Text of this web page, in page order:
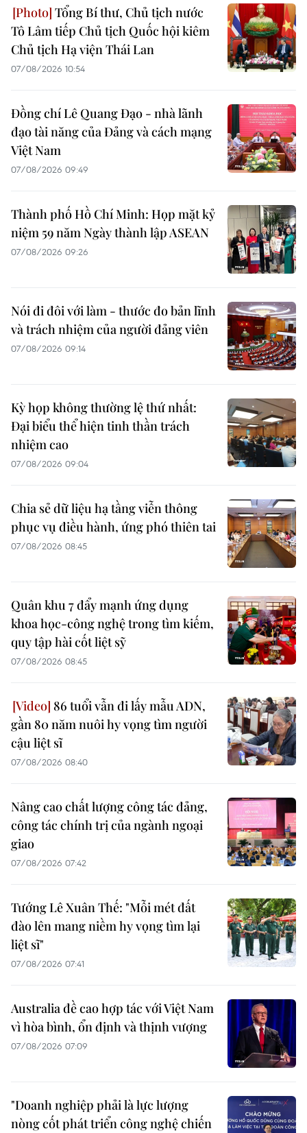
Tổng Bí thư, Chủ tịch nước
Tô Lâm tiếp Chủ tịch Quốc hội kiêm
Chủ tịch Hạ viện Thái Lan
07/08/2026 10:54
Đồng chí Lê Quang Đạo - nhà lãnh
đạo tài năng của Đảng và cách mạng
Việt Nam
07/08/2026 09:49
Thành phố Hồ Chí Minh: Họp mặt kỷ
niệm 59 năm Ngày thành lập ASEAN
07/08/2026 09:26
Nói đi đôi với làm - thước đo bản lĩnh
và trách nhiệm của người đảng viên
07/08/2026 09:14
Kỳ họp không thường lệ thứ nhất:
Đại biểu thể hiện tinh thần trách
nhiệm cao
07/08/2026 09:04
Chia sẻ dữ liệu hạ tầng viễn thông
phục vụ điều hành, ứng phó thiên tai
07/08/2026 08:45
Quân khu 7 đẩy mạnh ứng dụng
khoa học-công nghệ trong tìm kiếm,
quy tập hài cốt liệt sỹ
07/08/2026 08:45
86 tuổi vẫn đi lấy mẫu ADN,
gần 80 năm nuôi hy vọng tìm người
cậu liệt sĩ
07/08/2026 08:40
Nâng cao chất lượng công tác đảng,
công tác chính trị của ngành ngoại
giao
07/08/2026 07:42
Tướng Lê Xuân Thế: "Mỗi mét đất
đào lên mang niềm hy vọng tìm lại
liệt sĩ"
07/08/2026 07:41
Australia đề cao hợp tác với Việt Nam
vì hòa bình, ổn định và thịnh vượng
07/08/2026 07:09
"Doanh nghiệp phải là lực lượng
nòng cốt phát triển công nghệ chiến